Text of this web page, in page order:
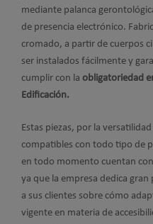
mediante palanca
de presencia electrónico.
cromado, a partir de cuerpos
ser instalados fácilmente y
cumplir con la obligatoriedad
Edificación.
Estas piezas, por la
compatibles con todo tipo de
en todo momento cuentan
ya que la empresa dedica
a sus clientes sobre cómo
vigente en materia de